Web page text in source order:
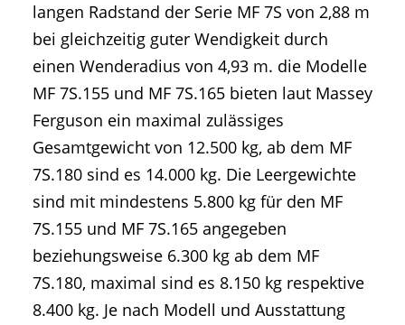
langen Radstand der Serie MF 7S von 2,88 m
bei gleichzeitig guter Wendigkeit durch
einen Wenderadius von 4,93 m. die Modelle
MF 7S.155 und MF 7S.165 bieten laut Massey
Ferguson ein maximal zulässiges
Gesamtgewicht von 12.500 kg, ab dem MF
7S.180 sind es 14.000 kg. Die Leergewichte
sind mit mindestens 5.800 kg für den MF
7S.155 und MF 7S.165 angegeben
beziehungsweise 6.300 kg ab dem MF
7S.180, maximal sind es 8.150 kg respektive
8.400 kg. Je nach Modell und Ausstattung